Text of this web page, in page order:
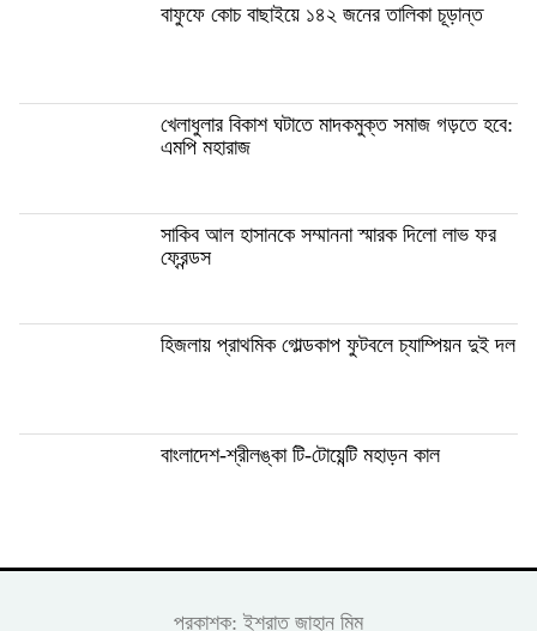
বাফুফে কোচ বাছাইয়ে ১৪২ জনের তালিকা চূড়ান্ত
খেলাধুলার বিকাশ ঘটাতে মাদকমুক্ত সমাজ গড়তে হবে:
এমপি মহারাজ
সাকিব আল হাসানকে সম্মাননা স্মারক দিলো লাভ ফর
ফ্রেন্ডস
হিজলায় প্রাথমিক গোল্ডকাপ ফুটবলে চ্যাম্পিয়ন দুই দল
বাংলাদেশ-শ্রীলঙ্কা টি-টোয়েন্টি মহাড়ন কাল
প্রকাশক: ইশরাত জাহান মিম